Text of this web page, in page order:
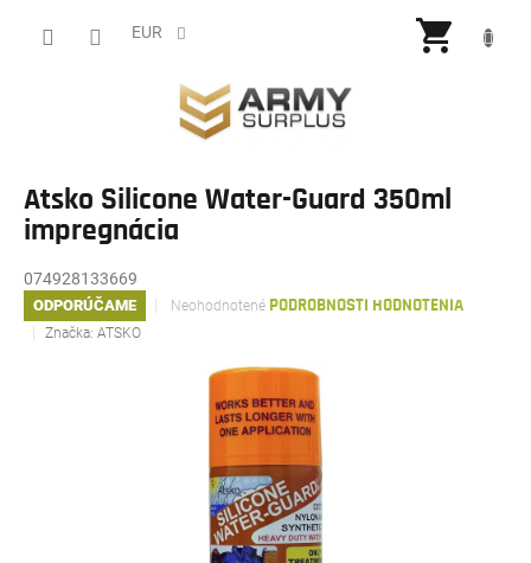
EUR
Atsko Silicone Water-Guard 350ml
impregnácia
074928133669
ODPORÚČAME
Priemerné
hviezdičiek.
Neohodnotené PODROBNOSTI HODNOTENIA
Značka: ATSKO